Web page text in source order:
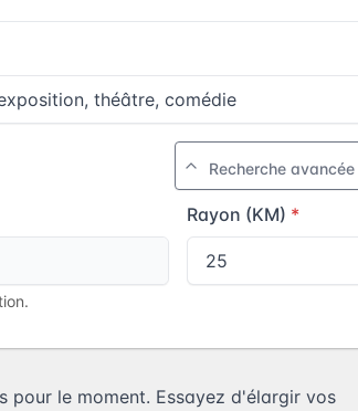
Recherche avancée
Rayon (KM)
pour le moment. Essayez d'élargir vos